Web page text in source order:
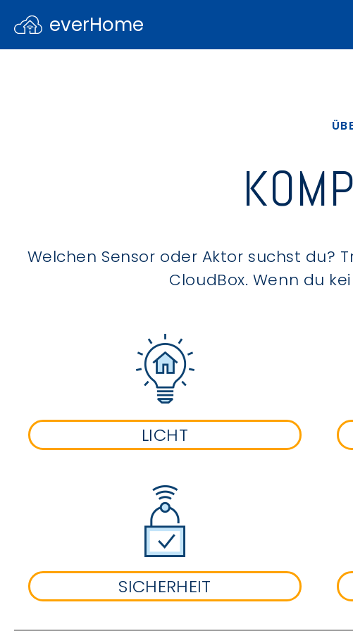
everHome
Welchen Sensor oder Aktor suchst du?
CloudBox. Wenn du
LICHT
SICHERHEIT